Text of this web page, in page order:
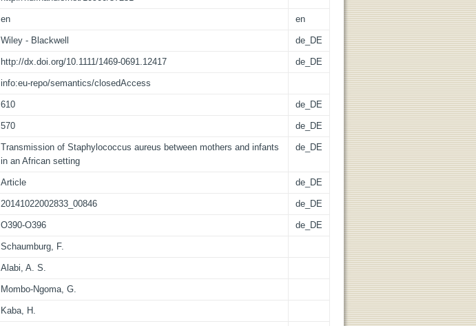
en en
Wiley - Blackwell de_DE
http://dx.doi.org/10.1111/1469-0691.12417 de_DE
info:eu-repo/semantics/closedAccess
610 de_DE
570 de_DE
Transmission of Staphylococcus aureus between mothers and infants
in an African setting
de_DE
Article de_DE
20141022002833_00846 de_DE
O390-O396 de_DE
Schaumburg, F.
Alabi, A. S.
Mombo-Ngoma, G.
Kaba, H.